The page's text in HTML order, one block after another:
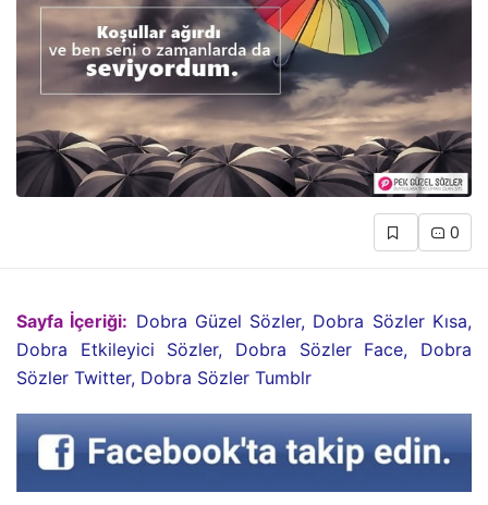
0
Sayfa İçeriği: Dobra Güzel Sözler, Dobra Sözler Kısa,
Dobra Etkileyici Sözler, Dobra Sözler Face, Dobra
Sözler Twitter, Dobra Sözler Tumblr